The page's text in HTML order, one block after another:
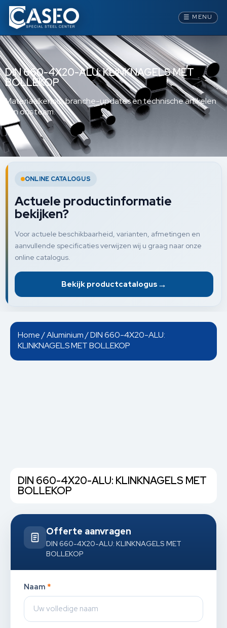
☰ MENU
DIN 660-4X20-ALU: KLINKNAGELS MET
BOLLEKOP
Materiaalkennis, branche-updates en technische artikelen
van ons team.
ONLINE CATALOGUS
Actuele productinformatie
bekijken?
Voor actuele beschikbaarheid, varianten, afmetingen en
aanvullende specificaties verwijzen wij u graag naar onze
online catalogus.
Bekijk productcatalogus →
Home/Aluminium/ DIN 660-4X20-ALU:
KLINKNAGELS MET BOLLEKOP
DIN 660-4X20-ALU: KLINKNAGELS MET
BOLLEKOP
Offerte aanvragen
DIN 660-4X20-ALU: KLINKNAGELS MET
BOLLEKOP
Naam *